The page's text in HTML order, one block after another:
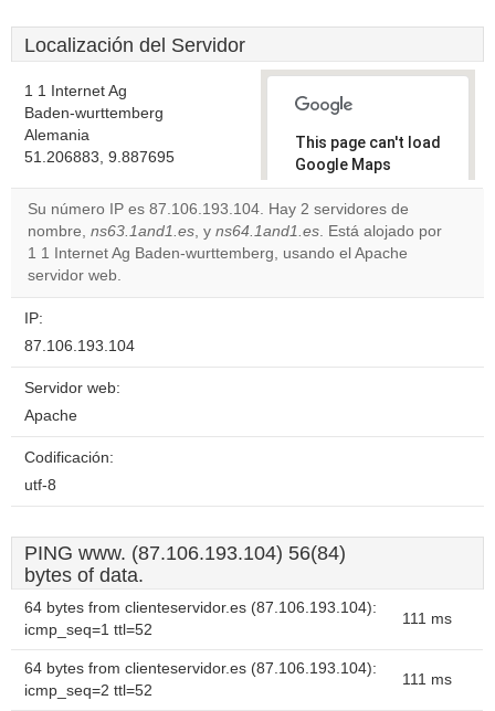
Localización del Servidor
1 1 Internet Ag
Baden-wurttemberg
Alemania
51.206883, 9.887695
This page can't load
Google Maps
correctly.
Do you
own this
Su número IP es 87.106.193.104. Hay 2 servidores de
nombre, ns63.1and1.es, y ns64.1and1.es. Está alojado por
1 1 Internet Ag Baden-wurttemberg, usando el Apache
servidor web.
IP:
87.106.193.104
Servidor web:
Apache
Codificación:
utf-8
PING www. (87.106.193.104) 56(84)
bytes of data.
64 bytes from clienteservidor.es (87.106.193.104):
icmp_seq=1 ttl=52
111 ms
64 bytes from clienteservidor.es (87.106.193.104):
icmp_seq=2 ttl=52
111 ms